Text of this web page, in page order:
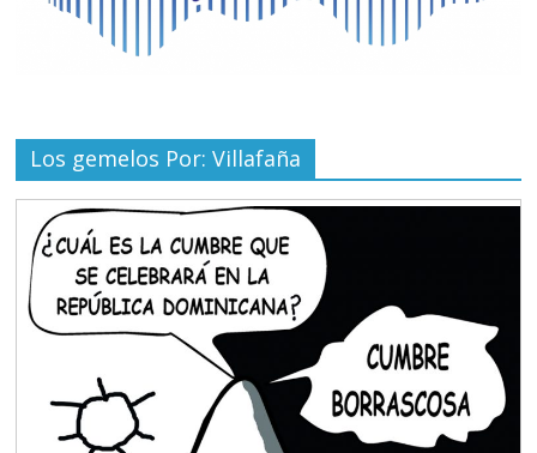
Los gemelos Por: Villafaña